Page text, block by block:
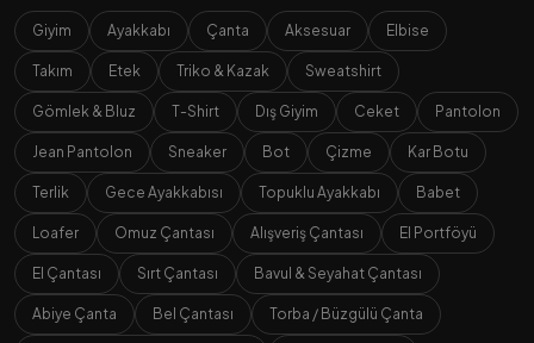
Giyim Ayakkabı Çanta Aksesuar Elbise
Takım Etek Triko & Kazak Sweatshirt
Gömlek & Bluz T-Shirt Dış Giyim Ceket Pantolon
Jean Pantolon Sneaker Bot Çizme Kar Botu
Terlik Gece Ayakkabısı Topuklu Ayakkabı Babet
Loafer Omuz Çantası Alışveriş Çantası El Portföyü
El Çantası Sırt Çantası Bavul & Seyahat Çantası
Abiye Çanta Bel Çantası Torba / Büzgülü Çanta